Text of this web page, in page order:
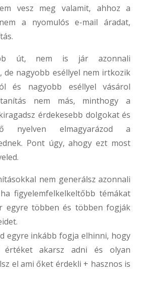
vesz meg valamit, ahhoz a
a nyomulós e-mail áradat,
út, nem is jár azonnali
de nagyobb eséllyel nem irtkozik
és nagyobb eséllyel vásárol
nem más, minthogy a
érdekesebb dolgokat és
nyelven elmagyarázod a
Pont úgy, ahogy ezt most
nem generálsz azonnali
figyelemfelkelkeltőbb témákat
egyre többen és többen fogják
egyre inkább fogja elhinni, hogy
értéket akarsz adni és olyan
el ami őket érdekli + hasznos is